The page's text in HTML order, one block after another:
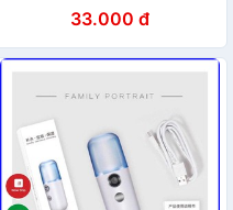
33.000 đ